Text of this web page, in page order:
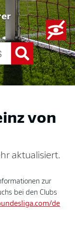
von
aktualisiert.
zur
bei den Clubs
de